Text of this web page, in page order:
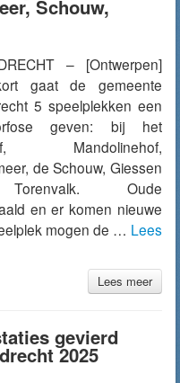
Schouw,
– [Ontwerpen]
gaat de gemeente
5 speelplekken een
geven: bij het
Mandolinehof,
de Schouw, Giessen
Oude
en er komen nieuwe
mogen de … Lees
Lees meer
gevierd
2025